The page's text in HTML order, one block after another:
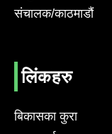
संचालक/काठमाडौं
लिंकहरु
बिकासका कुरा